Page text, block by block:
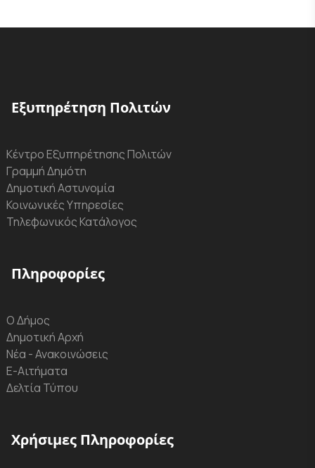
Εξυπηρέτηση Πολιτών
Κέντρο Εξυπηρέτησης Πολιτών
Γραμμή Δημότη
Δημοτική Αστυνομία
Κοινωνικές Υπηρεσίες
Τηλεφωνικός Κατάλογος
Πληροφορίες
Ο Δήμος
Δημοτική Αρχή
Νέα - Ανακοινώσεις
Ε-Αιτήματα
Δελτία Τύπου
Χρήσιμες Πληροφορίες